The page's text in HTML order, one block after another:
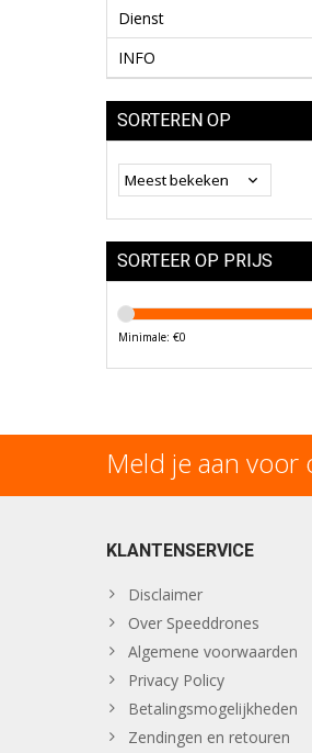
Dienst
INFO
SORTEREN OP
SORTEER OP PRIJS
Minimale: €0
Meld je aan voor
KLANTENSERVICE
Disclaimer
Over Speeddrones
Algemene voorwaarden
Privacy Policy
Betalingsmogelijkheden
Zendingen en retouren